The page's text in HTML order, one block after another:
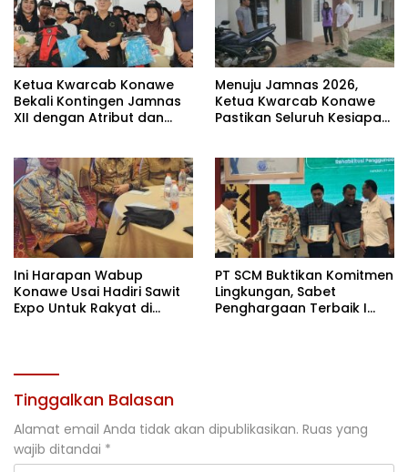
Ketua Kwarcab Konawe
Bekali Kontingen Jamnas
XII dengan Atribut dan
Menuju Jamnas 2026,
Ketua Kwarcab Konawe
Pastikan Seluruh Kesiapan
Ini Harapan Wabup
Konawe Usai Hadiri Sawit
Expo Untuk Rakyat di
PT SCM Buktikan Komitmen
Lingkungan, Sabet
Penghargaan Terbaik I
Tinggalkan Balasan
Alamat email Anda tidak akan dipublikasikan. Ruas yang
wajib ditandai *